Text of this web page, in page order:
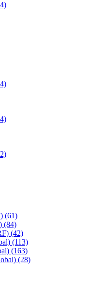
(61)
(84)
(42)
(113)
(163)
(28)